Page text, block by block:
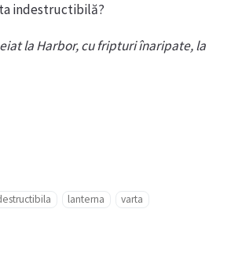
indestructibilă?
la Harbor, cu fripturi înaripate, la
lanterna varta